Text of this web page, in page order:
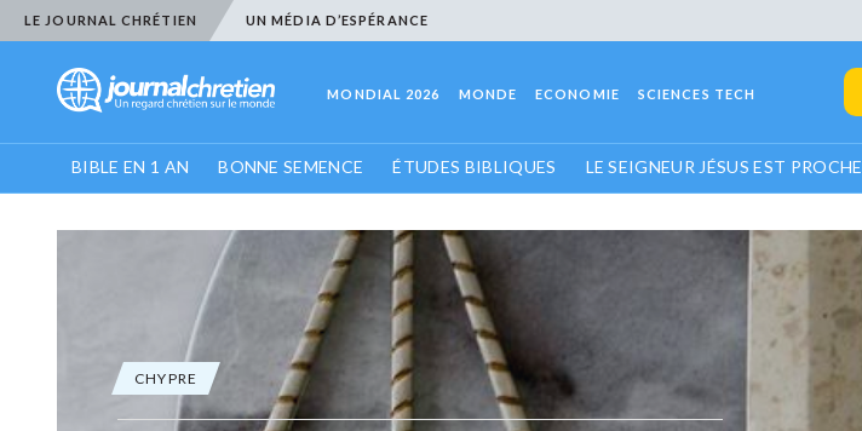
LE JOURNAL CHRÉTIEN UN MÉDIA D’ESPÉRANCE
MONDIAL 2026 MONDE ECONOMIE SCIENCES TECH
BIBLE EN 1 AN BONNE SEMENCE ÉTUDES BIBLIQUES LE SEIGNEUR JÉSUS EST PROCHE
CHYPRE